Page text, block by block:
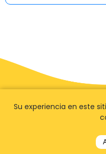
Su experiencia en este